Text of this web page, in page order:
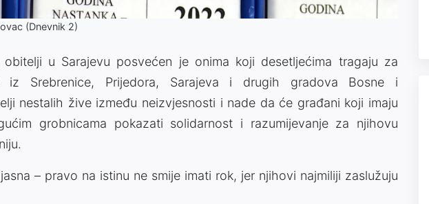
(Dnevnik 2)
obitelji u Sarajevu posvećen je onima koji desetljećima tragaju za
iz Srebrenice, Prijedora, Sarajeva i drugih gradova Bosne i
nestalih žive između neizvjesnosti i nade da će građani koji imaju
grobnicama pokazati solidarnost i razumijevanje za njihovu
– pravo na istinu ne smije imati rok, jer njihovi najmiliji zaslužuju